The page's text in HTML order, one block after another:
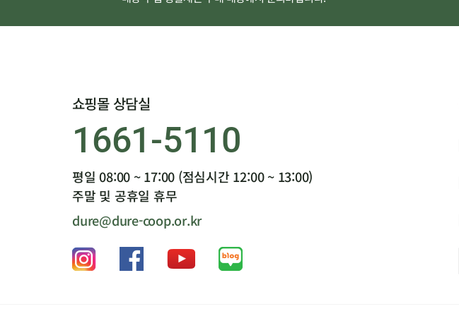
쇼핑몰 상담실
1661-5110
평일 08:00 ~ 17:00 (점심시간 12:00 ~ 13:00)
주말 및 공휴일 휴무
dure@dure-coop.or.kr